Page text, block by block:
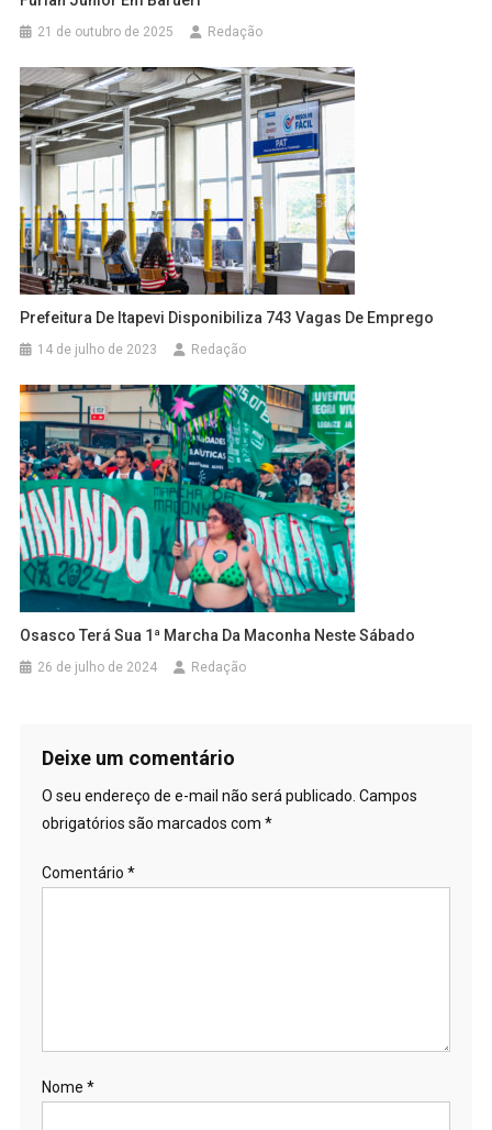
21 de outubro de 2025 Redação
Prefeitura De Itapevi Disponibiliza 743 Vagas De Emprego
14 de julho de 2023 Redação
Osasco Terá Sua 1ª Marcha Da Maconha Neste Sábado
26 de julho de 2024 Redação
Deixe um comentário
O seu endereço de e-mail não será publicado. Campos
obrigatórios são marcados com *
Comentário *
Nome *